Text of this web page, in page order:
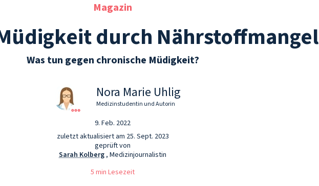
Magazin
durch Nährstoffmangel
Was tun gegen chronische Müdigkeit?
Nora Marie Uhlig
Medizinstudentin und Autorin
9. Feb. 2022
zuletzt aktualisiert am 25. Sept. 2023
geprüft von
Sarah Kolberg, Medizinjournalistin
5 min Lesezeit